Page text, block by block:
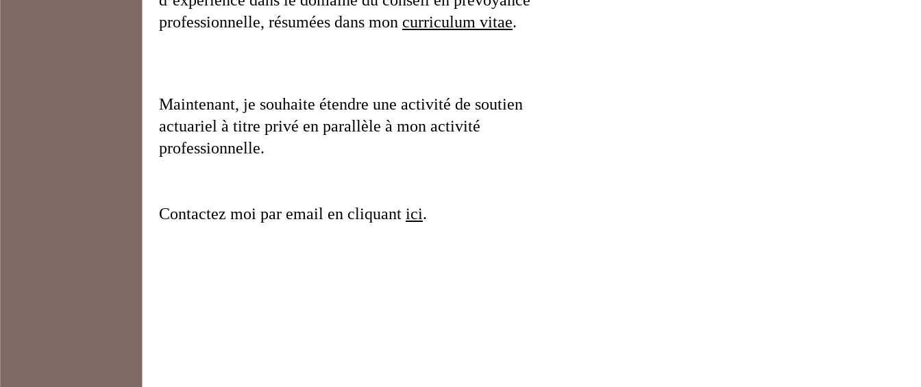
professionnelle, résumées dans mon curriculum vitae.
Maintenant, je souhaite étendre une activité de soutien
actuariel à titre privé en parallèle à mon activité
professionnelle.
Contactez moi par email en cliquant ici.